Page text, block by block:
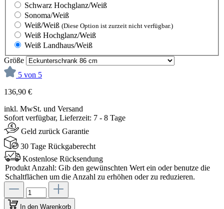
Schwarz Hochglanz/Weiß
Sonoma/Weiß
Weiß/Weiß (Diese Option ist zurzeit nicht verfügbar.)
Weiß Hochglanz/Weiß
Weiß Landhaus/Weiß
Größe
5 von 5
136,90 €
inkl. MwSt. und Versand
Sofort verfügbar, Lieferzeit: 7 - 8 Tage
Geld zurück Garantie
30 Tage Rückgaberecht
Kostenlose Rücksendung
Produkt Anzahl: Gib den gewünschten Wert ein oder benutze die
Schaltflächen um die Anzahl zu erhöhen oder zu reduzieren.
In den Warenkorb